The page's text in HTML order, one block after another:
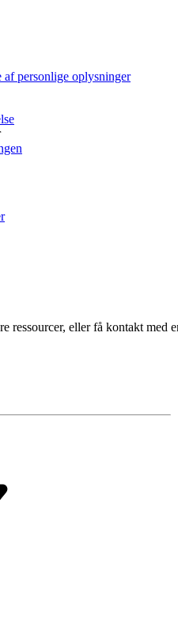
Ryd alle Udført
personlige oplysninger
ressourcer, eller få kontakt med